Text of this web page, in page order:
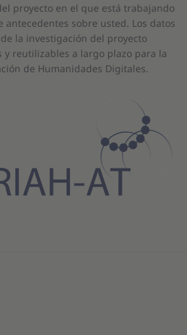
buscar entre modelos, sites y
del blog...
proyecto en el que está trabajando
antecedentes sobre usted. Los datos
la investigación del proyecto
reutilizables a largo plazo para la
de Humanidades Digitales.